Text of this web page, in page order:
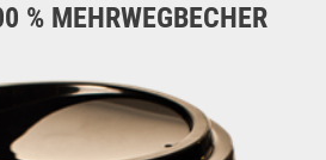
% MEHRWEGBECHER